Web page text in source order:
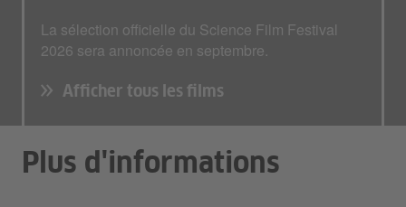
La sélection officielle du Science Film Festival
2026 sera annoncée en septembre.
Afficher tous les films
Plus d'informations